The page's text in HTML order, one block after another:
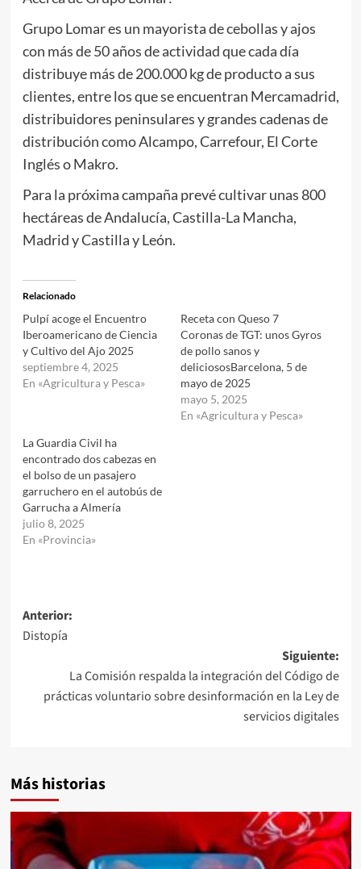
Grupo Lomar es un mayorista de cebollas y ajos
con más de 50 años de actividad que cada día
distribuye más de 200.000 kg de producto a sus
clientes, entre los que se encuentran Mercamadrid,
distribuidores peninsulares y grandes cadenas de
distribución como Alcampo, Carrefour, El Corte
Inglés o Makro.
Para la próxima campaña prevé cultivar unas 800
hectáreas de Andalucía, Castilla-La Mancha,
Madrid y Castilla y León.
Relacionado
Pulpí acoge el Encuentro
Iberoamericano de Ciencia
y Cultivo del Ajo 2025
septiembre 4, 2025
En «Agricultura y Pesca»
Receta con Queso 7
Coronas de TGT: unos Gyros
de pollo sanos y
deliciososBarcelona, 5 de
mayo de 2025
mayo 5, 2025
En «Agricultura y Pesca»
La Guardia Civil ha
encontrado dos cabezas en
el bolso de un pasajero
garruchero en el autobús de
Garrucha a Almería
julio 8, 2025
En «Provincia»
Navegación
de
entradas
Anterior:
Distopía
Siguiente:
La Comisión respalda la integración del Código de
prácticas voluntario sobre desinformación en la Ley de
servicios digitales
Más historias